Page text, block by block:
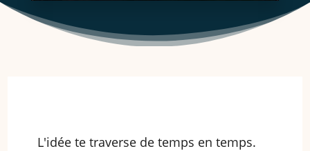
L'idée te traverse de temps en temps.